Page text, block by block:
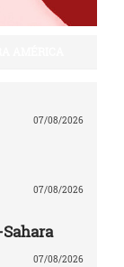
07/08/2026
07/08/2026
07/08/2026